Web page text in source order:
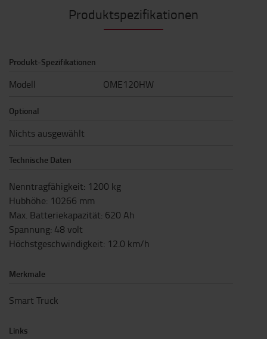
Produktspezifikationen
Produkt-Spezifikationen
Modell OME120HW
Optional
Nichts ausgewählt
Technische Daten
Nenntragfähigkeit: 1200 kg
Hubhöhe: 10266 mm
Max. Batteriekapazität: 620 Ah
Spannung: 48 volt
Höchstgeschwindigkeit: 12.0 km/h
Merkmale
Smart Truck
Links